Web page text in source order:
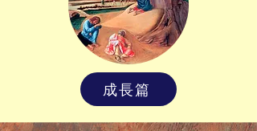
成長篇